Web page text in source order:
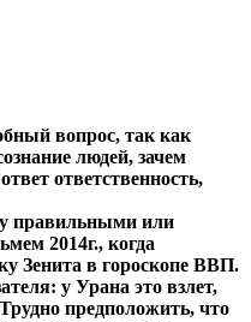
вопрос, так как
людей, зачем
ответственность,
правильными или
2014г., когда
Зенита в гороскопе ВВП.
у Урана это взлет,
предположить, что